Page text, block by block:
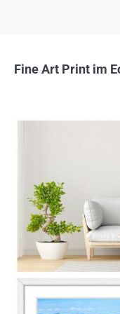
Fine Art Print im